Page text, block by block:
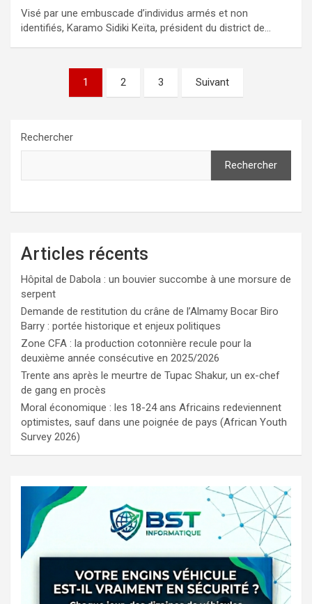
Visé par une embuscade d’individus armés et non
identifiés, Karamo Sidiki Keïta, président du district de…
Pagination
1 2 3 Suivant
Rechercher
Rechercher
Articles récents
Hôpital de Dabola : un bouvier succombe à une morsure de
serpent
Demande de restitution du crâne de l’Almamy Bocar Biro
Barry : portée historique et enjeux politiques
Zone CFA : la production cotonnière recule pour la
deuxième année consécutive en 2025/2026
Trente ans après le meurtre de Tupac Shakur, un ex-chef
de gang en procès
Moral économique : les 18-24 ans Africains redeviennent
optimistes, sauf dans une poignée de pays (African Youth
Survey 2026)